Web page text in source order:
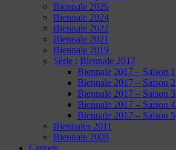
Biennale 2026
Biennale 2024
Biennale 2022
Biennale 2021
Biennale 2019
Série : Biennale 2017
Biennale 2017 – Saison 1
Biennale 2017 – Saison 2
Biennale 2017 – Saison 3
Biennale 2017 – Saison 4
Biennale 2017 – Saison 5
Biennales 2011
Biennale 2009
Carnets